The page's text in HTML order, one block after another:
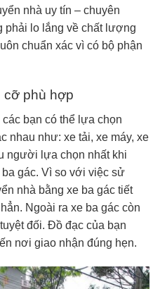
nhà uy tín – chuyên
phải lo lắng về chất lượng
chuẩn xác vì có bộ phận
cỡ phù hợp
bạn có thể lựa chọn
nhau như: xe tải, xe máy, xe
người lựa chọn nhất khi
gác. Vì so với việc sử
nhà bằng xe ba gác tiết
Ngoài ra xe ba gác còn
đối. Đồ đạc của bạn
nơi giao nhận đúng hẹn.